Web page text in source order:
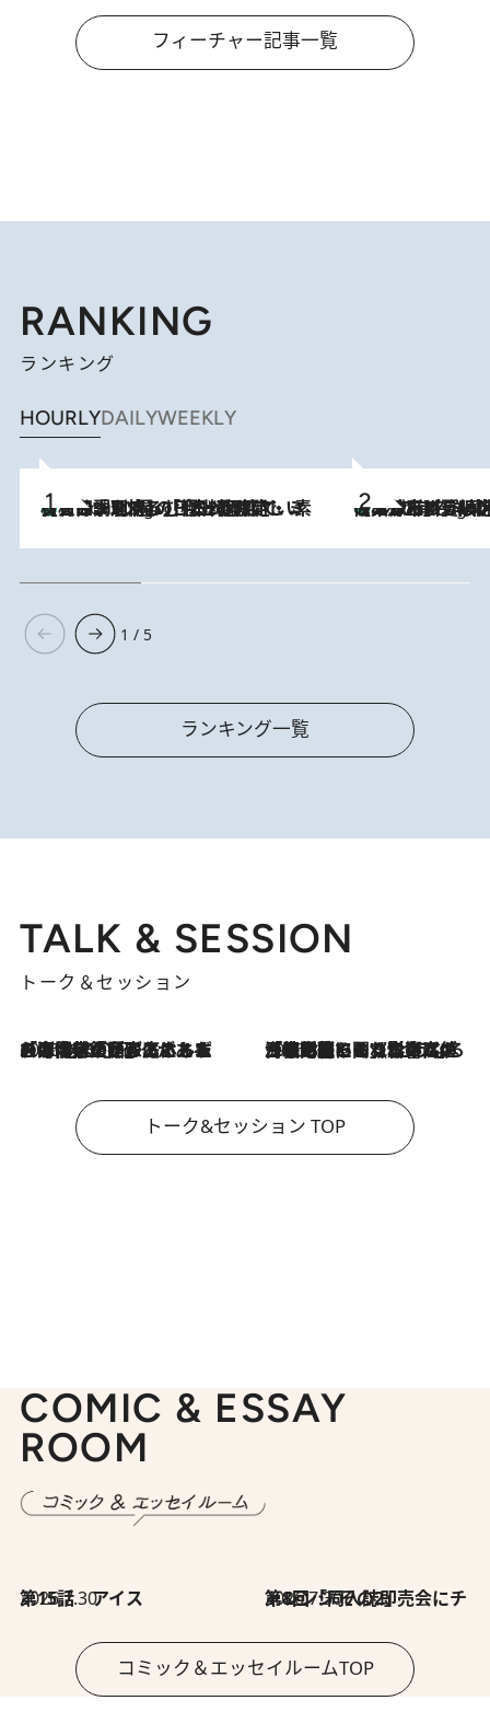
フィーチャー記事一覧
RANKING
ランキング
HOURLYDAILYWEEKLY
2 Hours Ago
【大分・別府】「今一番おいしい食材を調理する」1日2組限定・ミシュラン2ツ星の日本料理店で、素材と四季を愉しむ極上の時間 2 Hours Ago
《みずみずしい桃が丸ごと》東京の“あの有名洋菓子シェフ”の下で修業したパティシエが腕を振るう、珠玉の夏限定パフェを堪能！【大分市】
1 / 5
ランキング一覧
TALK & SESSION
トーク＆セッション
2026.8.3
「今後値上げがあるとすれば…」「リスクがあるのは今年の冬」エネルギー専門家が語る、ホルムズ海峡封鎖が家庭にもたらす“ある心配” 2026.8.3
「住宅建てられない…」「サーチャージ料の高値が続いている」ホルムズ海峡封鎖による影響はいつまで続く？《エネルギー専門家に聞く“どうなる日本の暮らし”》
トーク&セッション TOP
COMIC & ESSAY
ROOM
2026.7.30
第15話 アイス 2026.7.30
第8回「同人誌即売会にチャレンジ その2」
コミック＆エッセイルームTOP